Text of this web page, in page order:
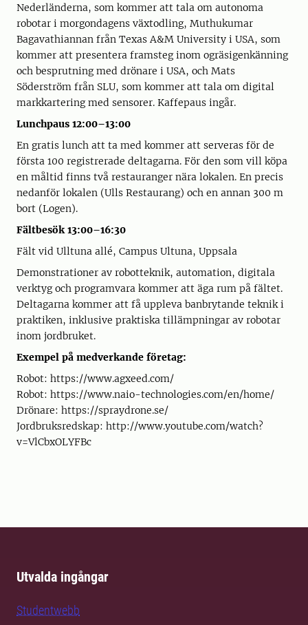
Nederländerna, som kommer att tala om autonoma
robotar i morgondagens växtodling, Muthukumar
Bagavathiannan från Texas A&M University i USA, som
kommer att presentera framsteg inom ogräsigenkänning
och besprutning med drönare i USA, och Mats
Söderström från SLU, som kommer att tala om digital
markkartering med sensorer. Kaffepaus ingår.
Lunchpaus 12:00–13:00
En gratis lunch att ta med kommer att serveras för de
första 100 registrerade deltagarna. För den som vill köpa
en måltid finns två restauranger nära lokalen. En precis
nedanför lokalen (Ulls Restaurang) och en annan 300 m
bort (Logen).
Fältbesök 13:00–16:30
Fält vid Ulltuna allé, Campus Ultuna, Uppsala
Demonstrationer av robotteknik, automation, digitala
verktyg och programvara kommer att äga rum på fältet.
Deltagarna kommer att få uppleva banbrytande teknik i
praktiken, inklusive praktiska tillämpningar av robotar
inom jordbruket.
Exempel på medverkande företag:
Robot: https://www.agxeed.com/
Robot: https://www.naio-technologies.com/en/home/
Drönare: https://spraydrone.se/
Jordbruksredskap: http://www.youtube.com/watch?
v=VlCbxOLYFBc
Utvalda ingångar
Studentwebb